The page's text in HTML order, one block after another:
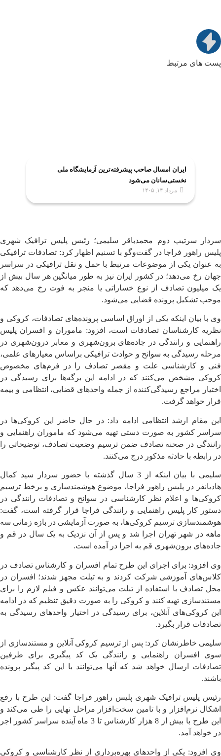
پست های مرتبط
ایران امسال صاحب پیشرفته‌ترین آزمایشگاه ملی
نخستی‌سانان می‌شود
مرداد ۱۴, ۱۴۰۵
سردار سرتیپ دوم محمدباقر سلیمی؛ رئیس پلیس ترافیک شهری
پلیس راهور فراجا در گفت‌وگو با تسنیم اظهار کرد: تصادفات ترافیکی
به عنوان یکی از موضوعات مرتبط با حمل و نقل ترافیکی در سراسر
جهان رخ می‌دهد؛ در کشور ایران نیز به طور میانگین هر سال بیش از
یک میلیون تصادف از نوع خساراتی یا منجر به فوت رخ می‌دهد که
موجب تشکیل پرونده قضایی می‌شود.
وی با بیان اینکه یکی از اوراق اساسی پرونده‌های تصادفات، کروکی و
نظریه کارشناسان تصادفات است، افزود: ماموران و افسران پلیس
راهنمایی و رانندگی در جاده‌های برون‌شهری و معابر درون‌شهری در
مرحله‌ رسیدگی به سوانح و حوادث ترافیکی براساس معیار‌های علمی،
فنی و کارشناسی علت و مقصر تصادف را در فرم‌های مخصوص
کروکی مشخص می‌کنند که در ادامه این برگه‌ها برای رسیدگی در
اختیار مراجع رسیدگی‌کننده از جمله واحد‌های قضایی، انتظامی و بیمه
قرار خواهد گرفت.
این مقام ارشد انتظامی ادامه داد: در حال حاضر این کروکی‌ها در
سراسر کشور به صورت دستی تهیه می‌شود که ماموران راهنمایی و
رانندگی در صحنه تصادف ضمن ترسیم وضعیت تصادف، توضیحاتی را
در رابطه با حادثه مذکور درج‌ می‌کنند.
سلیمی با بیان اینکه از 3 سال گذشته با حضور سردار سید کمال
هادیانفر در پلیس راهور فراجا، موضوع هوشمندسازی و برخط ترسیم
کروکی‌ها و اعلام نظر کارشناسی در سوانح و تصادفات رانندگی در
دستور کار پلیس راهنمایی و رانندگی فراجا قرار گرفته است، گفت:
هوشمندسازی ترسیم کروکی‌ها، به صورت آزمایشی در بازه زمانی سه
ماهه در شهر تهران اجرا شد و پس از آن نزدیک به یک سال در قم و
جاده‌های برون‌شهری قم به اجرا در آمده است.
وی افزود: برای اجرای این طرح تمام افسران و کارشناس تصادف در
کلاس‌های آموزشی شرکت کردند و به تبلت مجهز شدند؛ افسران در
محل تصادف با استفاده از تبلت می‌توانند عکس‌ و فیلم‌ لازم را برای
مستندسازی تهیه کنند و کروکی را به صورت دقیق تنظیم که در ادامه
این کروکی‌های آنلاین، برای رسیدگی در اختیار واحدهای رسیدگی به
تصادفات قرار بگیرد.
سلیمی خاطرنشان کرد: پس از ترسیم کروکی آنلاین و مستندسازی از
سوی افسران راهنمایی و رانندگی یک کد پیگیری برای طرفین
تصادفات ارسال خواهد شد که آنها می‌توانند با این کد پیگیر پرونده
باشند.
رئیس پلیس ترافیک شهری پلیس راهور فراجا گفت: این طرح با رفع
اشکال نرم‌افزار و با تامین سخت‌افزار مراحل نهایی را طی می‌کند و
این طرح با بیش از 8 هزار کارشناس تا 3 ماه آینده سراسر کشور اجر
در خواهد آمد.
وی افزود: یکی از واحد‌های بهره‌برداری از نظر کارشناسی و کروکی